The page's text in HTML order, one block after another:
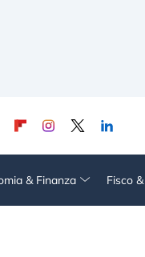
& Finanza Fisco